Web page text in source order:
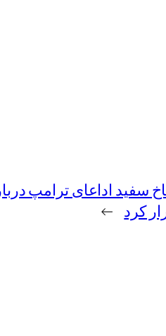
سفید اداعای ترامپ
کرد →